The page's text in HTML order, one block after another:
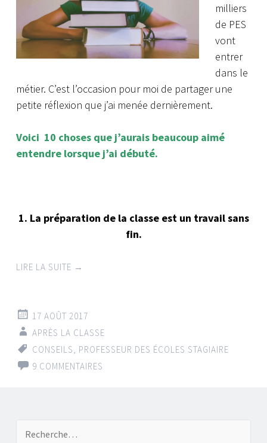
milliers
de PES
vont
entrer
dans le
métier. C’est l’occasion pour moi de partager une
petite réflexion que j’ai menée dernièrement.
Voici 10 choses que j’aurais beaucoup aimé
entendre lorsque j’ai débuté.
1. La préparation de la classe est un travail sans
fin.
LIRE LA SUITE →
17 AOÛT 2017
APRÈS LA CLASSE
CONSEILS
PROFESSEUR DES ÉCOLES STAGIAIRE
9 COMMENTAIRES